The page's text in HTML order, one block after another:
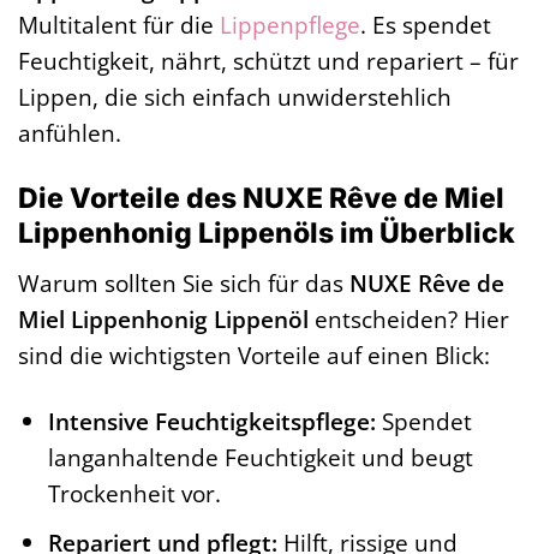
Multitalent für die Lippenpflege. Es spendet
Feuchtigkeit, nährt, schützt und repariert – für
Lippen, die sich einfach unwiderstehlich
anfühlen.
Die Vorteile des NUXE Rêve de Miel
Lippenhonig Lippenöls im Überblick
Warum sollten Sie sich für das NUXE Rêve de
Miel Lippenhonig Lippenöl entscheiden? Hier
sind die wichtigsten Vorteile auf einen Blick:
Intensive Feuchtigkeitspflege: Spendet
langanhaltende Feuchtigkeit und beugt
Trockenheit vor.
Repariert und pflegt: Hilft, rissige und